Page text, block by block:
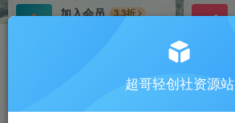
加入会员
3.3折
推广返佣高达70%超哥轻创社资源站